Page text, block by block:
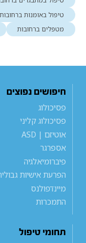
טיפול באומנות ברחובות
מטפלים ברחובות
חיפושים נפוצים
פסיכולוג
פסיכולוג קליני
אוטיזם | ASD
אספרגר
פיברומיאלגיה
הפרעת אישיות
מיינדפולנס
התמכרות
תחומי טיפול